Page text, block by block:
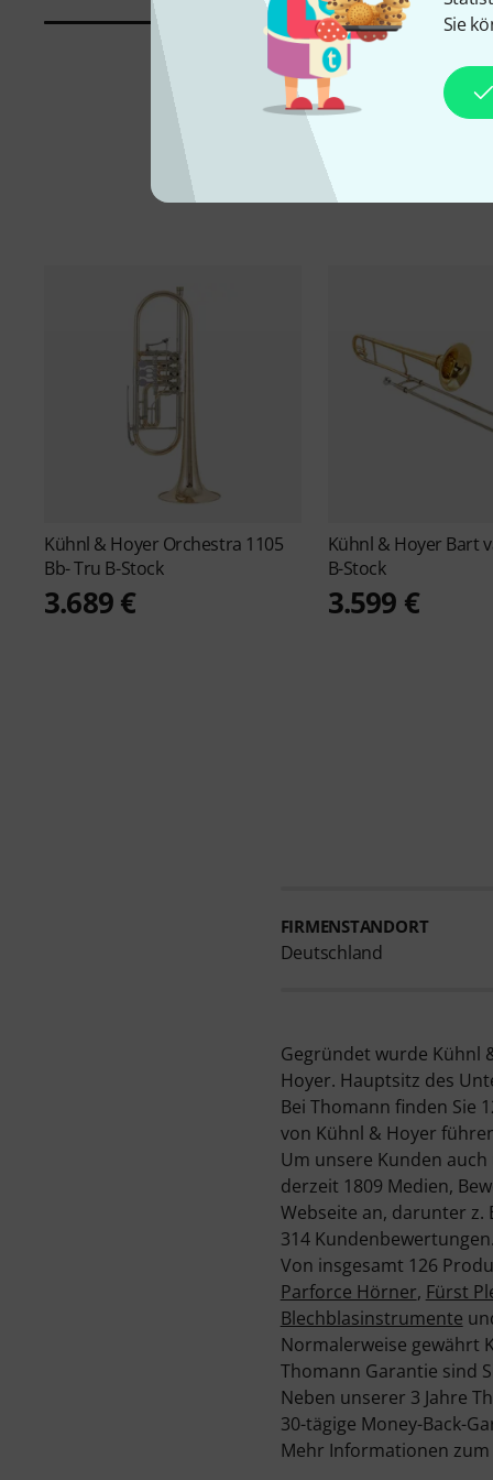
Sie
Kühnl & Hoyer Orchestra 1105
Bb- Tru B-Stock
3.689 €
Kühnl & Hoyer Bart
B-Stock
3.599 €
FIRMENSTANDORT
Deutschland
Gegründet wurde Kühnl
Hoyer. Hauptsitz des
Bei Thomann finden Sie
von Kühnl & Hoyer
Um unsere Kunden
derzeit 1809 Medien,
Webseite an, darunter z.
314 Kundenbewertungen.
Von insgesamt 126
Parforce Hörner, Fürst
Blechblasinstrumente
Normalerweise gewährt
Thomann Garantie sind
Neben unserer 3 Jahre
30-tägige Money-Back-
Mehr Informationen